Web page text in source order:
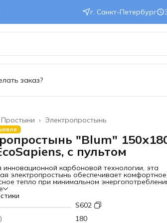
г. Санкт-Петербург
заказ?
Электропростынь
Простыни ›
"Blum"
с пультом
инновационной карбоновой технологии, эта
электропростынь обеспечивает комфортное
тепло при минимальном
отсоединить для стирки изделия, а функция
активируется через 8, 4 и 1 час, что
безопасность использования.
элемент : Карбоновая технология,
S602
180